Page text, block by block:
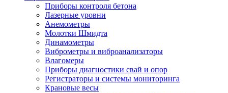
Приборы контроля бетона
Лазерные уровни
Анемометры
Молотки Шмидта
Динамометры
Виброметры и виброанализаторы
Влагомеры
Приборы диагностики свай и опор
Регистраторы и системы мониторинга
Крановые весы